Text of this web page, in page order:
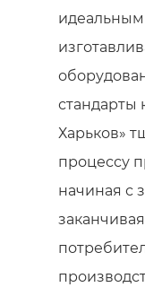
стандарты
Харьков»
процессу
начиная с